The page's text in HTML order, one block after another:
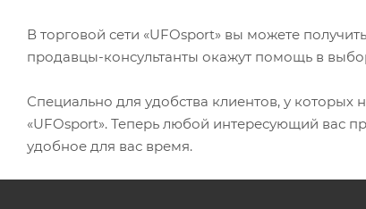
В торговой сети «UFOsport» вы можете
продавцы-консультанты окажут помощь в
Специально для удобства клиентов, у которых
«UFOsport». Теперь любой интересующий вас
удобное для вас время.